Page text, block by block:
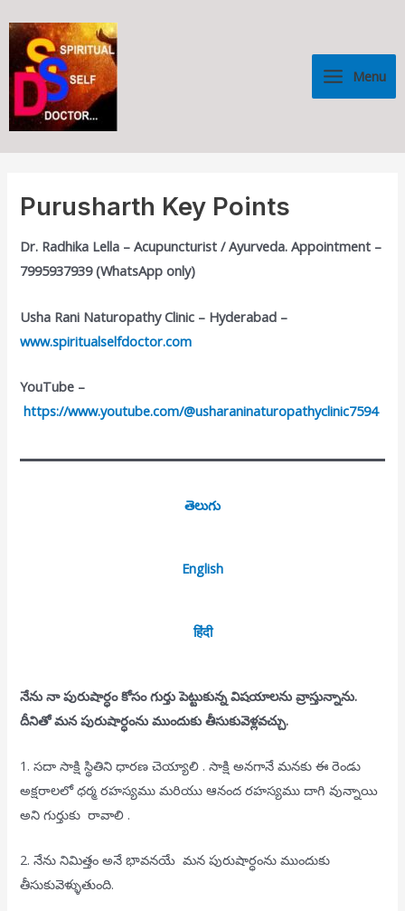
to
content
Menu
Menu
Purusharth Key Points
Dr. Radhika Lella – Acupuncturist / Ayurveda. Appointment –
7995937939 (WhatsApp only)
Usha Rani Naturopathy Clinic – Hyderabad –
www.spiritualselfdoctor.com
YouTube –
https://www.youtube.com/@usharaninaturopathyclinic7594
తెలుగు
English
हिंदी
నేను నా పురుషార్ధం కోసం గుర్తు పెట్టుకున్న విషయాలను వ్రాస్తున్నాను.
దీనితో మన పురుషార్ధంను ముందుకు తీసుకువెళ్లవచ్చు.
1. సదా సాక్షి స్థితిని ధారణ చెయ్యాలి . సాక్షి అనగానే మనకు ఈ రెండు
అక్షరాలలో ధర్మ రహస్యము మరియు ఆనంద రహస్యము దాగి వున్నాయి
అని గుర్తుకు రావాలి .
2. నేను నిమిత్తం అనే భావనయే మన పురుషార్ధంను ముందుకు
తీసుకువెళ్ళుతుంది.